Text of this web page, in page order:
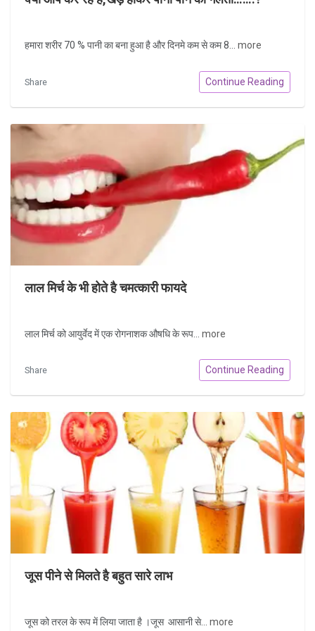
हमारा शरीर 70 % पानी का बना हुआ है और दिनमे कम से कम 8... more
Share Continue Reading
लाल मिर्च के भी होते है चमत्कारी फायदे
लाल मिर्च को आयुर्वेद में एक रोगनाशक औषधि के रूप... more
Share Continue Reading
जूस पीने से मिलते है बहुत सारे लाभ
जूस को तरल के रूप में लिया जाता है ।जूस आसानी से... more